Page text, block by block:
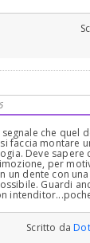
che quel
faccia montare
Deve sapere
per
un dente con
Guardi
Scritto da